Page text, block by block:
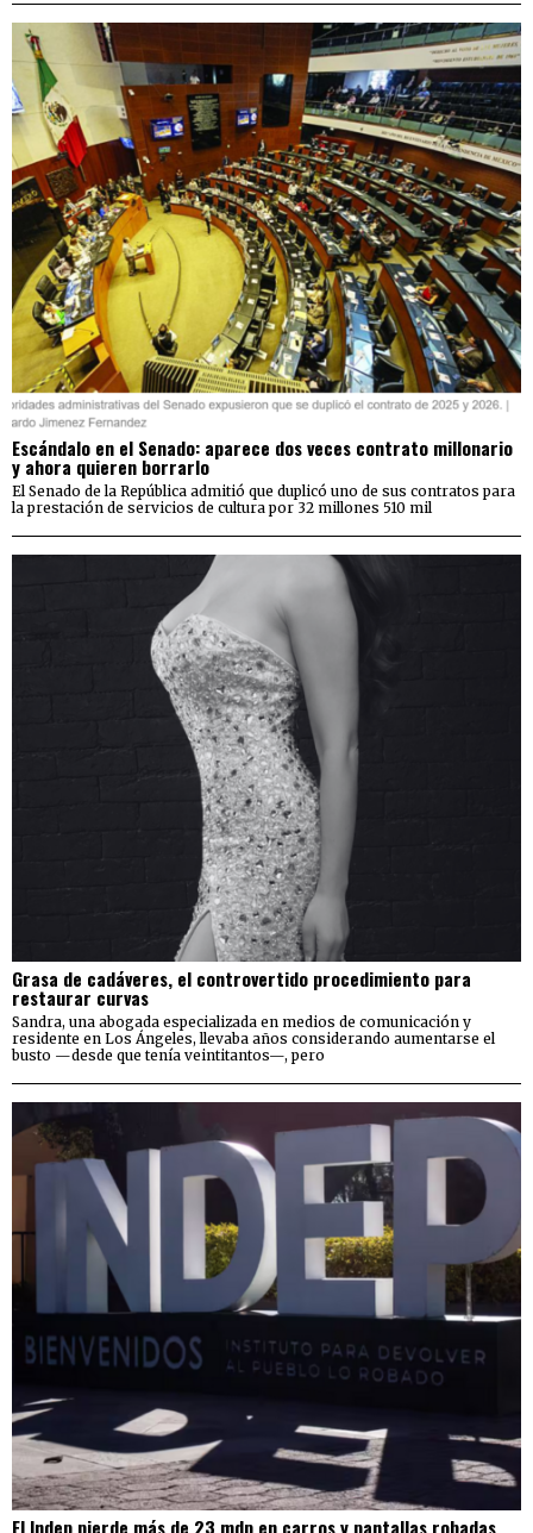
Escándalo en el Senado: aparece dos veces contrato millonario
y ahora quieren borrarlo
El Senado de la República admitió que duplicó uno de sus contratos para
la prestación de servicios de cultura por 32 millones 510 mil
Grasa de cadáveres, el controvertido procedimiento para
restaurar curvas
Sandra, una abogada especializada en medios de comunicación y
residente en Los Ángeles, llevaba años considerando aumentarse el
busto —desde que tenía veintitantos—, pero
El Indep pierde más de 23 mdp en carros y pantallas robadas